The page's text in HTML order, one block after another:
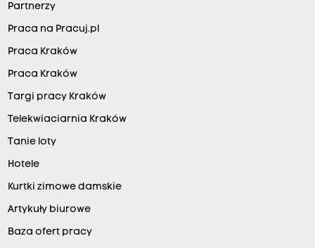
Partnerzy
Praca na Pracuj.pl
Praca Kraków
Praca Kraków
Targi pracy Kraków
Telekwiaciarnia Kraków
Tanie loty
Hotele
Kurtki zimowe damskie
Artykuły biurowe
Baza ofert pracy